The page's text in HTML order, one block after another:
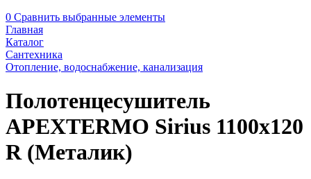
0 Сравнить выбранные элементы
Главная
Каталог
Сантехника
Отопление, водоснабжение, канализация
Полотенцесушитель
APEXTERMO Sirius 1100x120
R (Металик)